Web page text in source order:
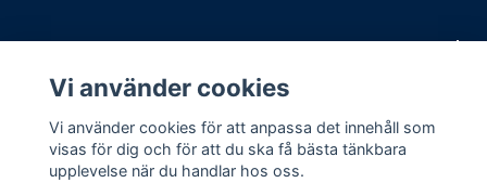
Fotmeny
Vi använder cookies
Vi använder cookies för att anpassa det innehåll som
visas för dig och för att du ska få bästa tänkbara
upplevelse när du handlar hos oss.